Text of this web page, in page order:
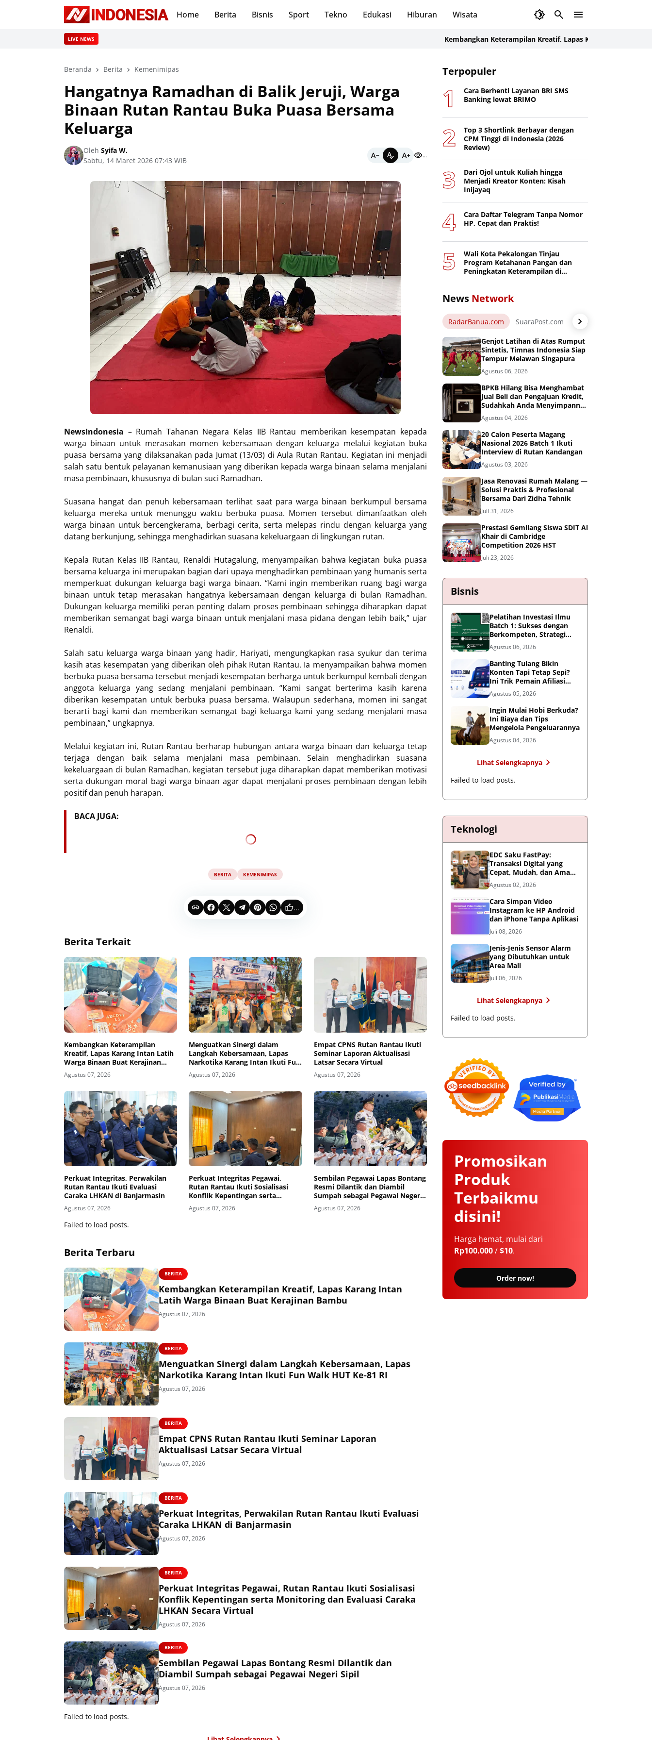
Home Berita Bisnis Sport Tekno Edukasi Hiburan Wisata
LIVE NEWS Kembangkan Keterampilan Kreatif, Lapas Karang Intan Latih Warga
Beranda Berita Kemenimipas
Hangatnya Ramadhan di Balik Jeruji, Warga
Binaan Rutan Rantau Buka Puasa Bersama
Keluarga
Oleh Syifa W.
Sabtu, 14 Maret 2026 07:43 WIB
...
NewsIndonesia – Rumah Tahanan Negara Kelas IIB Rantau memberikan kesempatan kepada
warga binaan untuk merasakan momen kebersamaan dengan keluarga melalui kegiatan buka
puasa bersama yang dilaksanakan pada Jumat (13/03) di Aula Rutan Rantau. Kegiatan ini menjadi
salah satu bentuk pelayanan kemanusiaan yang diberikan kepada warga binaan selama menjalani
masa pembinaan, khususnya di bulan suci Ramadhan.
Suasana hangat dan penuh kebersamaan terlihat saat para warga binaan berkumpul bersama
keluarga mereka untuk menunggu waktu berbuka puasa. Momen tersebut dimanfaatkan oleh
warga binaan untuk bercengkerama, berbagi cerita, serta melepas rindu dengan keluarga yang
datang berkunjung, sehingga menghadirkan suasana kekeluargaan di lingkungan rutan.
Kepala Rutan Kelas IIB Rantau, Renaldi Hutagalung, menyampaikan bahwa kegiatan buka puasa
bersama keluarga ini merupakan bagian dari upaya menghadirkan pembinaan yang humanis serta
memperkuat dukungan keluarga bagi warga binaan. “Kami ingin memberikan ruang bagi warga
binaan untuk tetap merasakan hangatnya kebersamaan dengan keluarga di bulan Ramadhan.
Dukungan keluarga memiliki peran penting dalam proses pembinaan sehingga diharapkan dapat
memberikan semangat bagi warga binaan untuk menjalani masa pidana dengan lebih baik,” ujar
Renaldi.
Salah satu keluarga warga binaan yang hadir, Hariyati, mengungkapkan rasa syukur dan terima
kasih atas kesempatan yang diberikan oleh pihak Rutan Rantau. Ia menyampaikan bahwa momen
berbuka puasa bersama tersebut menjadi kesempatan berharga untuk berkumpul kembali dengan
anggota keluarga yang sedang menjalani pembinaan. “Kami sangat berterima kasih karena
diberikan kesempatan untuk berbuka puasa bersama. Walaupun sederhana, momen ini sangat
berarti bagi kami dan memberikan semangat bagi keluarga kami yang sedang menjalani masa
pembinaan,” ungkapnya.
Melalui kegiatan ini, Rutan Rantau berharap hubungan antara warga binaan dan keluarga tetap
terjaga dengan baik selama menjalani masa pembinaan. Selain menghadirkan suasana
kekeluargaan di bulan Ramadhan, kegiatan tersebut juga diharapkan dapat memberikan motivasi
serta dukungan moral bagi warga binaan agar dapat menjalani proses pembinaan dengan lebih
positif dan penuh harapan.
BACA JUGA:
BERITA KEMENIMIPAS
...
Berita Terkait
Kembangkan Keterampilan
Kreatif, Lapas Karang Intan Latih
Warga Binaan Buat Kerajinan
Bambu
Agustus 07, 2026
Menguatkan Sinergi dalam
Langkah Kebersamaan, Lapas
Narkotika Karang Intan Ikuti Fun
Walk HUT Ke-81 RI
Agustus 07, 2026
Empat CPNS Rutan Rantau Ikuti
Seminar Laporan Aktualisasi
Latsar Secara Virtual
Agustus 07, 2026
Perkuat Integritas, Perwakilan
Rutan Rantau Ikuti Evaluasi
Caraka LHKAN di Banjarmasin
Agustus 07, 2026
Perkuat Integritas Pegawai,
Rutan Rantau Ikuti Sosialisasi
Konflik Kepentingan serta
Monitoring dan Evaluasi Caraka
LHKAN Secara Virtual
Agustus 07, 2026
Sembilan Pegawai Lapas Bontang
Resmi Dilantik dan Diambil
Sumpah sebagai Pegawai Negeri
Sipil
Agustus 07, 2026
Failed to load posts.
Berita Terbaru
BERITA
Kembangkan Keterampilan Kreatif, Lapas Karang Intan
Latih Warga Binaan Buat Kerajinan Bambu
Agustus 07, 2026
BERITA
Menguatkan Sinergi dalam Langkah Kebersamaan, Lapas
Narkotika Karang Intan Ikuti Fun Walk HUT Ke-81 RI
Agustus 07, 2026
BERITA
Empat CPNS Rutan Rantau Ikuti Seminar Laporan
Aktualisasi Latsar Secara Virtual
Agustus 07, 2026
BERITA
Perkuat Integritas, Perwakilan Rutan Rantau Ikuti Evaluasi
Caraka LHKAN di Banjarmasin
Agustus 07, 2026
BERITA
Perkuat Integritas Pegawai, Rutan Rantau Ikuti Sosialisasi
Konflik Kepentingan serta Monitoring dan Evaluasi Caraka
LHKAN Secara Virtual
Agustus 07, 2026
BERITA
Sembilan Pegawai Lapas Bontang Resmi Dilantik dan
Diambil Sumpah sebagai Pegawai Negeri Sipil
Agustus 07, 2026
Failed to load posts.
Terpopuler
Cara Berhenti Layanan BRI SMS
Banking lewat BRIMO
Top 3 Shortlink Berbayar dengan
CPM Tinggi di Indonesia (2026
Review)
Dari Ojol untuk Kuliah hingga
Menjadi Kreator Konten: Kisah
Inijayaq
Cara Daftar Telegram Tanpa Nomor
HP, Cepat dan Praktis!
Wali Kota Pekalongan Tinjau
Program Ketahanan Pangan dan
Peningkatan Keterampilan di
News Network
RadarBanua.com SuaraPost.com NarasiNews.com
Genjot Latihan di Atas Rumput
Sintetis, Timnas Indonesia Siap
Tempur Melawan Singapura
Agustus 06, 2026
BPKB Hilang Bisa Menghambat
Jual Beli dan Pengajuan Kredit,
Sudahkah Anda Menyimpannya
di Brankas BPKB?
Agustus 04, 2026
20 Calon Peserta Magang
Nasional 2026 Batch 1 Ikuti
Interview di Rutan Kandangan
Agustus 03, 2026
Jasa Renovasi Rumah Malang —
Solusi Praktis & Profesional
Bersama Dari Zidha Tehnik
Juli 31, 2026
Prestasi Gemilang Siswa SDIT Al
Khair di Cambridge
Competition 2026 HST
Juli 23, 2026
Bisnis
Pelatihan Investasi Ilmu
Batch 1: Sukses dengan
Berkompeten, Strategi
Meningkatkan Daya Saing
di Era AI dan Persaingan
Global
Agustus 06, 2026
Banting Tulang Bikin
Konten Tapi Tetap Sepi?
Ini Trik Pemain Afiliasi
Tembus FYP
Agustus 05, 2026
Ingin Mulai Hobi Berkuda?
Ini Biaya dan Tips
Mengelola Pengeluarannya
Agustus 04, 2026
Lihat Selengkapnya
Failed to load posts.
Teknologi
EDC Saku FastPay:
Transaksi Digital yang
Cepat, Mudah, dan Aman
untuk Bisnis
Agustus 02, 2026
Cara Simpan Video
Instagram ke HP Android
dan iPhone Tanpa Aplikasi
Juli 08, 2026
Jenis-Jenis Sensor Alarm
yang Dibutuhkan untuk
Area Mall
Juli 06, 2026
Lihat Selengkapnya
Failed to load posts.
Promosikan
Produk
Terbaikmu
disini!
Harga hemat, mulai dari
Rp100.000/$10.
Order now!